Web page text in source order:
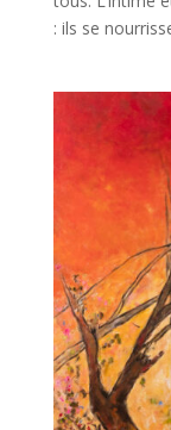
: ils se